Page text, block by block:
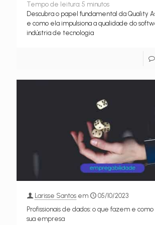
Tempo de leitura: 5 minutos
Descubra o papel fundamental da Quality
e como ela impulsiona a qualidade do
indústria de tecnologia
Larisse Santos em
05/10/2023
Profissionais de dados: o que fazem e
sua empresa